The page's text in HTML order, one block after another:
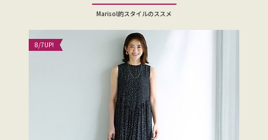
Marisol的スタイルのススメ
8/7UP!